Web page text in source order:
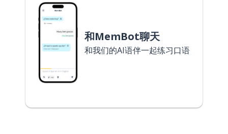
和MemBot聊天
和我们的AI语伴一起练习口语